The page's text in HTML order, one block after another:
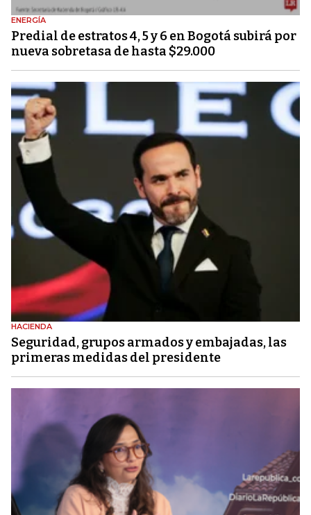
ENERGÍA
Predial de estratos 4, 5 y 6 en Bogotá subirá por
nueva sobretasa de hasta $29.000
HACIENDA
Seguridad, grupos armados y embajadas, las
primeras medidas del presidente